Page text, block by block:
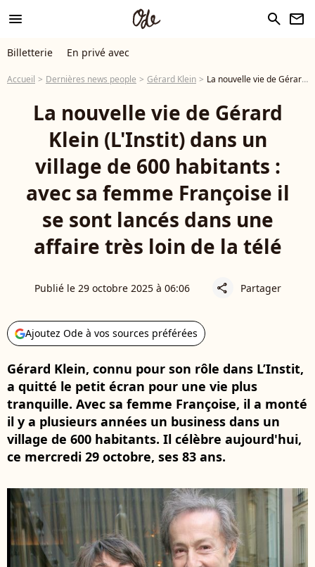
menu search newsletter
Billetterie En privé avec
Accueil Dernières news people Gérard Klein La nouvelle vie de Gérard Klein (L'Instit) dans un village de 600 habitants : avec sa femme Françoise il se sont lancés dans une affaire très loin de la télé
La nouvelle vie de Gérard
Klein (L'Instit) dans un
village de 600 habitants :
avec sa femme Françoise il
se sont lancés dans une
affaire très loin de la télé
Publié le 29 octobre 2025 à 06:06 share Partager
Ajoutez Ode à vos sources préférées
Gérard Klein, connu pour son rôle dans L’Instit,
a quitté le petit écran pour une vie plus
tranquille. Avec sa femme Françoise, il a monté
il y a plusieurs années un business dans un
village de 600 habitants. Il célèbre aujourd'hui,
ce mercredi 29 octobre, ses 83 ans.